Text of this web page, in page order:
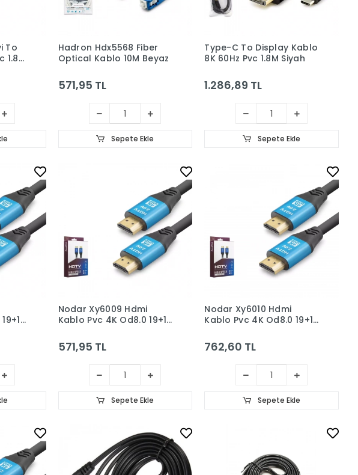
To
1.8M
Hadron Hdx5568 Fiber
Optical Kablo 10M Beyaz
571,95 TL
Sepete Ekle
Type-C To Display Kablo
8K 60Hz Pvc 1.8M Siyah
1.286,89 TL
Sepete Ekle
Nodar Xy6009 Hdmi
Kablo Pvc 4K Od8.0 19+1
571,95 TL
Sepete Ekle
Nodar Xy6010 Hdmi
Kablo Pvc 4K Od8.0 19+1
762,60 TL
Sepete Ekle